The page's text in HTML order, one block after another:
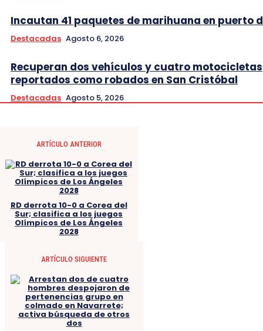
Incautan 41 paquetes de marihuana en puerto
Destacadas Agosto 6, 2026
Recuperan dos vehículos y cuatro motocicletas
reportados como robados en San Cristóbal
Destacadas Agosto 5, 2026
ARTÍCULO ANTERIOR
RD derrota 10-0 a Corea del
Sur; clasifica a los juegos
Olímpicos de Los Ángeles
2028
ARTÍCULO SIGUIENTE